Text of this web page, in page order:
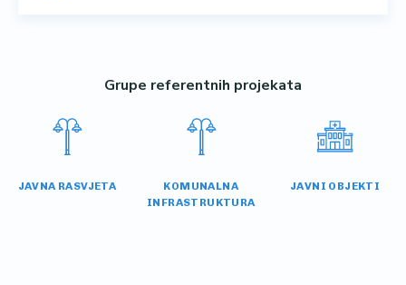
Grupe referentnih projekata
JAVNA RASVJETA
KOMUNALNA
INFRASTRUKTURA
JAVNI OBJEKTI